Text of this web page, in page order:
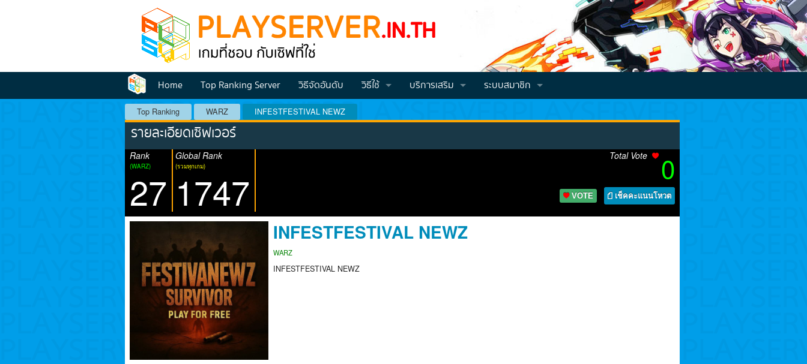
Home Top Ranking Server วิธีจัดอันดับ
วิธีใช้
บริการเสริม
ระบบสมาชิก
Top Ranking WARZ INFESTFESTIVAL NEWZ
รายละเอียดเซิฟเวอร์
Rank
(WARZ)
27
Global Rank
(รวมทุกเกม)
1747
Total Vote 0
VOTE เช็คคะแนนโหวต
INFESTFESTIVAL NEWZ
WARZ
INFESTFESTIVAL NEWZ